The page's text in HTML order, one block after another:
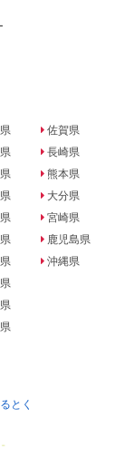
佐賀県
長崎県
熊本県
大分県
宮崎県
鹿児島県
沖縄県
とく